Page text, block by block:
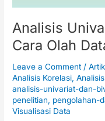
Analisis
Cara Olah
Leave a Comment /
Analisis Korelasi,
analisis-univariat-dan-
penelitian, pengolahan-
Visualisasi Data